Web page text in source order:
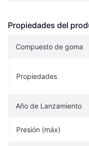
Propiedades del
Compuesto de goma
Propiedades
Año de Lanzamiento
Presión (máx)